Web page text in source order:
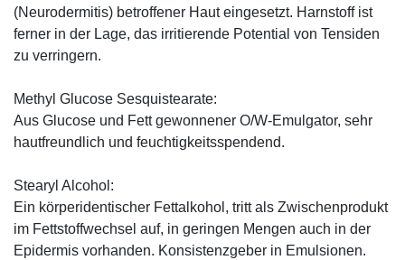
(Neurodermitis) betroffener Haut eingesetzt. Harnstoff ist
ferner in der Lage, das irritierende Potential von Tensiden
zu verringern.
Methyl Glucose Sesquistearate:
Aus Glucose und Fett gewonnener O/W-Emulgator, sehr
hautfreundlich und feuchtigkeitsspendend.
Stearyl Alcohol:
Ein körperidentischer Fettalkohol, tritt als Zwischenprodukt
im Fettstoffwechsel auf, in geringen Mengen auch in der
Epidermis vorhanden. Konsistenzgeber in Emulsionen.